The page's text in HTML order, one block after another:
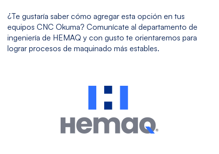
¿Te gustaría saber cómo agregar esta opción en tus
equipos CNC Okuma? Comunícate al departamento de
ingeniería de HEMAQ y con gusto te orientaremos para
lograr procesos de maquinado más estables.